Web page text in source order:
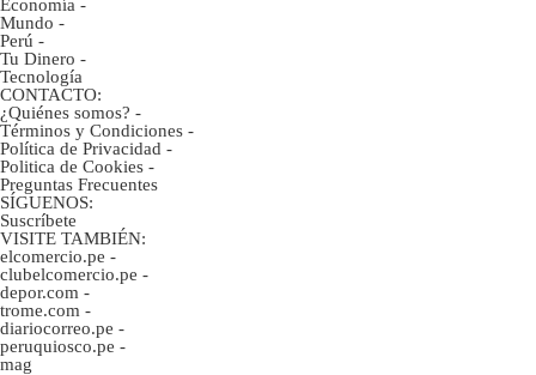
Economía -
Mundo -
Perú -
Tu Dinero -
Tecnología
CONTACTO:
¿Quiénes somos? -
Términos y Condiciones -
Política de Privacidad -
Politica de Cookies -
Preguntas Frecuentes
SÍGUENOS:
Suscríbete
VISITE TAMBIÉN:
elcomercio.pe -
clubelcomercio.pe -
depor.com -
trome.com -
diariocorreo.pe -
peruquiosco.pe -
mag